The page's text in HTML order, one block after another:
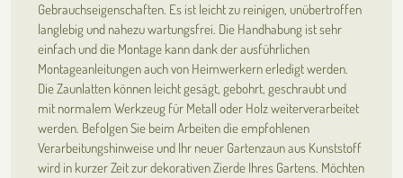
Gebrauchseigenschaften. Es ist leicht zu reinigen, unübertroffen
langlebig und nahezu wartungsfrei. Die Handhabung ist sehr
einfach und die Montage kann dank der ausführlichen
Montageanleitungen auch von Heimwerkern erledigt werden.
Die Zaunlatten können leicht gesägt, gebohrt, geschraubt und
mit normalem Werkzeug für Metall oder Holz weiterverarbeitet
werden. Befolgen Sie beim Arbeiten die empfohlenen
Verarbeitungshinweise und Ihr neuer Gartenzaun aus Kunststoff
wird in kurzer Zeit zur dekorativen Zierde Ihres Gartens. Möchten